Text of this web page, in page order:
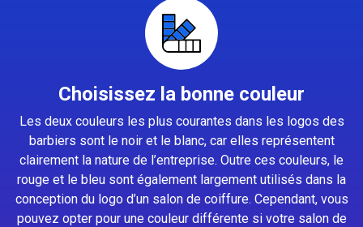
Choisissez la bonne couleur
Les deux couleurs les plus courantes dans les logos des
barbiers sont le noir et le blanc, car elles représentent
clairement la nature de l’entreprise. Outre ces couleurs, le
rouge et le bleu sont également largement utilisés dans la
conception du logo d’un salon de coiffure. Cependant, vous
pouvez opter pour une couleur différente si votre salon de